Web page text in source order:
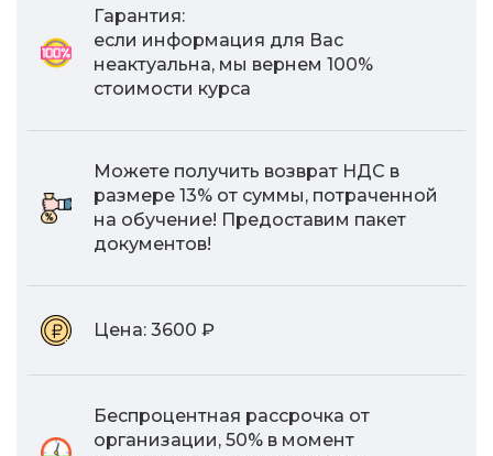
Гарантия:
если информация для Вас
неактуальна, мы вернем 100%
стоимости курса
Можете получить возврат НДС в
размере 13% от суммы, потраченной
на обучение! Предоставим пакет
документов!
Цена: 3600 ₽
Беспроцентная рассрочка от
организации, 50% в момент